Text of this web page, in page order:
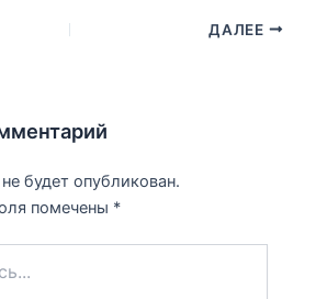
ДАЛЕЕ
будет опубликован.
помечены *